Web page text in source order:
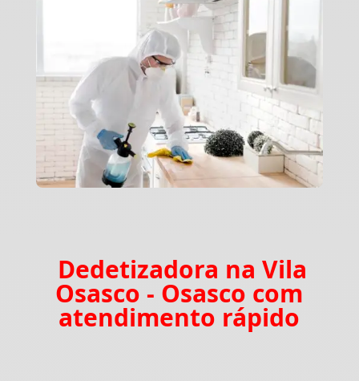
Dedetizadora na Vila
Osasco - Osasco com
atendimento rápido